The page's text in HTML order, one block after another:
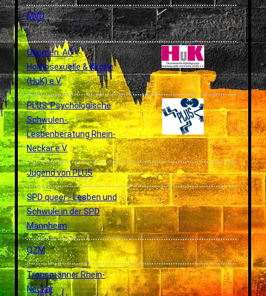
MVD
Ökumen. AG
Homosexuelle & Kirche
(HuK) e.V.
PLUS. Psychologische
Schwulen-
Lesbenberatung Rhein-
Neckar e.V.
Jugend von PLUS
SPD queer - Lesben und
Schwule in der SPD
Mannheim
QZM
Transmänner Rhein-
Neckar